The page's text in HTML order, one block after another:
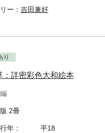
ー： 吉田兼好
り
：詳密彩色大和絵本
2冊
年： 平18